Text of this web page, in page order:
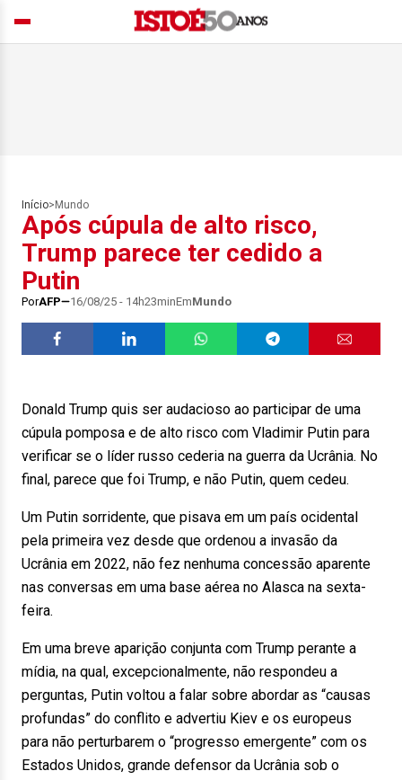
Início> Mundo
Após cúpula de alto risco,
Trump parece ter cedido a
Putin
PorAFP 16/08/25 - 14h23minEmMundo
Donald Trump quis ser audacioso ao participar de uma
cúpula pomposa e de alto risco com Vladimir Putin para
verificar se o líder russo cederia na guerra da Ucrânia. No
final, parece que foi Trump, e não Putin, quem cedeu.
Um Putin sorridente, que pisava em um país ocidental
pela primeira vez desde que ordenou a invasão da
Ucrânia em 2022, não fez nenhuma concessão aparente
nas conversas em uma base aérea no Alasca na sexta-
feira.
Em uma breve aparição conjunta com Trump perante a
mídia, na qual, excepcionalmente, não respondeu a
perguntas, Putin voltou a falar sobre abordar as “causas
profundas” do conflito e advertiu Kiev e os europeus
para não perturbarem o “progresso emergente” com os
Estados Unidos, grande defensor da Ucrânia sob o